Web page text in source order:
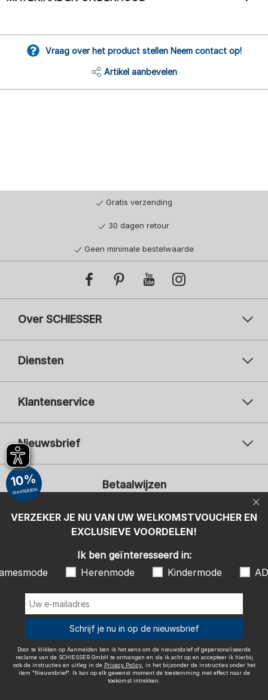
Vraag over het product stellen Neem contact op!
Artikel aanbevelen
Gratis verzending
30 dagen retour
Geen minimale bestelwaarde
Over SCHIESSER
Diensten
Klantenservice
Nieuwsbrief
Uw e-mailadres
Ik ben geïnteresseerd in:
Damesmode
Herenmode
Kindermode
Door te klikken op Aanmelden ben ik het eens om de nieuwsbrief of
gepersonaliseerde reclame van de SCHIESSER GmbH te ontvangen en
"Nieuwsbrief". Ik kan op elk gewenst moment de toestemming met
effect naar de toekomst intrekken.
Betaalwijzen
Wij bezorgen met
Colofon Algemene voorwaarden
Herroepingsrecht
VERZEKER JE NU VAN UW WELKOMSTVOUCHER EN
EXCLUSIEVE VOORDELEN!
10%
WAARDEBON
Ik ben geïnteresseerd in:
Herenmode Kindermode
Schrijf je nu in op de nieuwsbrief
Door te klikken op Aanmelden ben ik het eens om de nieuwsbrief of gepersonaliseerde
reclame van de SCHIESSER GmbH te ontvangen en sla ik acht op en accepteer ik hierbij
ook de instructies en uitleg in de Privacy Policy, in het bijzonder de instructies onder het
item "Nieuwsbrief". Ik kan op elk gewenst moment de toestemming met effect naar de
toekomst intrekken.